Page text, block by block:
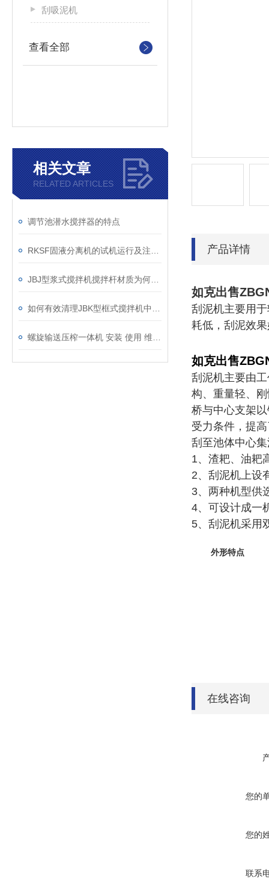
刮吸泥机
查看全部
相关文章
RELATED ARTICLES
调节池潜水搅拌器的特点
产品详情
如克出售
刮泥机主要用
耗低，刮泥效
如克出售
刮泥机主要由
构、重量轻、
桥与中心支架
受力条件，提
刮至池体中心
1、渣耙、油耙
2、刮泥机上设
3、两种机型
4、可设计成一
5、刮泥机采用
外形特点
在线咨询
您的
您的
联系